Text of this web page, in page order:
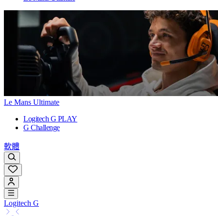
Le Mans Ultimate
Logitech G PLAY
G Challenge
軟體
Logitech G